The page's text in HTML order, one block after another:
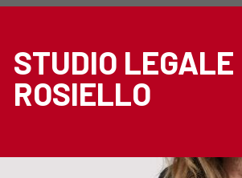
STUDIO LEGALE
ROSIELLO